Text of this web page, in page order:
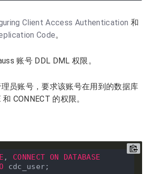
Client Access Authentication 和
Code。
账号 DDL DML 权限。
员账号，要求该账号在用到的数据库
CONNECT 的权限。
, CONNECT ON
DATABASE